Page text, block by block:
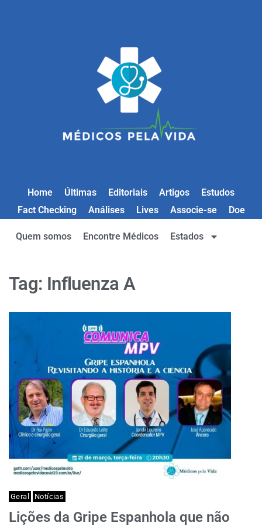
Home Últimas Editoriais Artigos
Estudos
Fact Checking
Análises Lives Associe-se Doe
Quem somos Encontre Médicos Estados
Tag: Influenza A
Geral Notícias
Lições da Gripe Espanhola que não